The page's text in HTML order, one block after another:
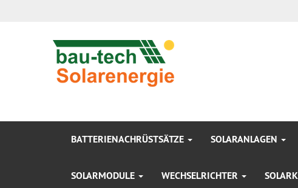
BATTERIENACHRÜSTSÄTZE SOLARANLAGEN
SOLARMODULE WECHSELRICHTER